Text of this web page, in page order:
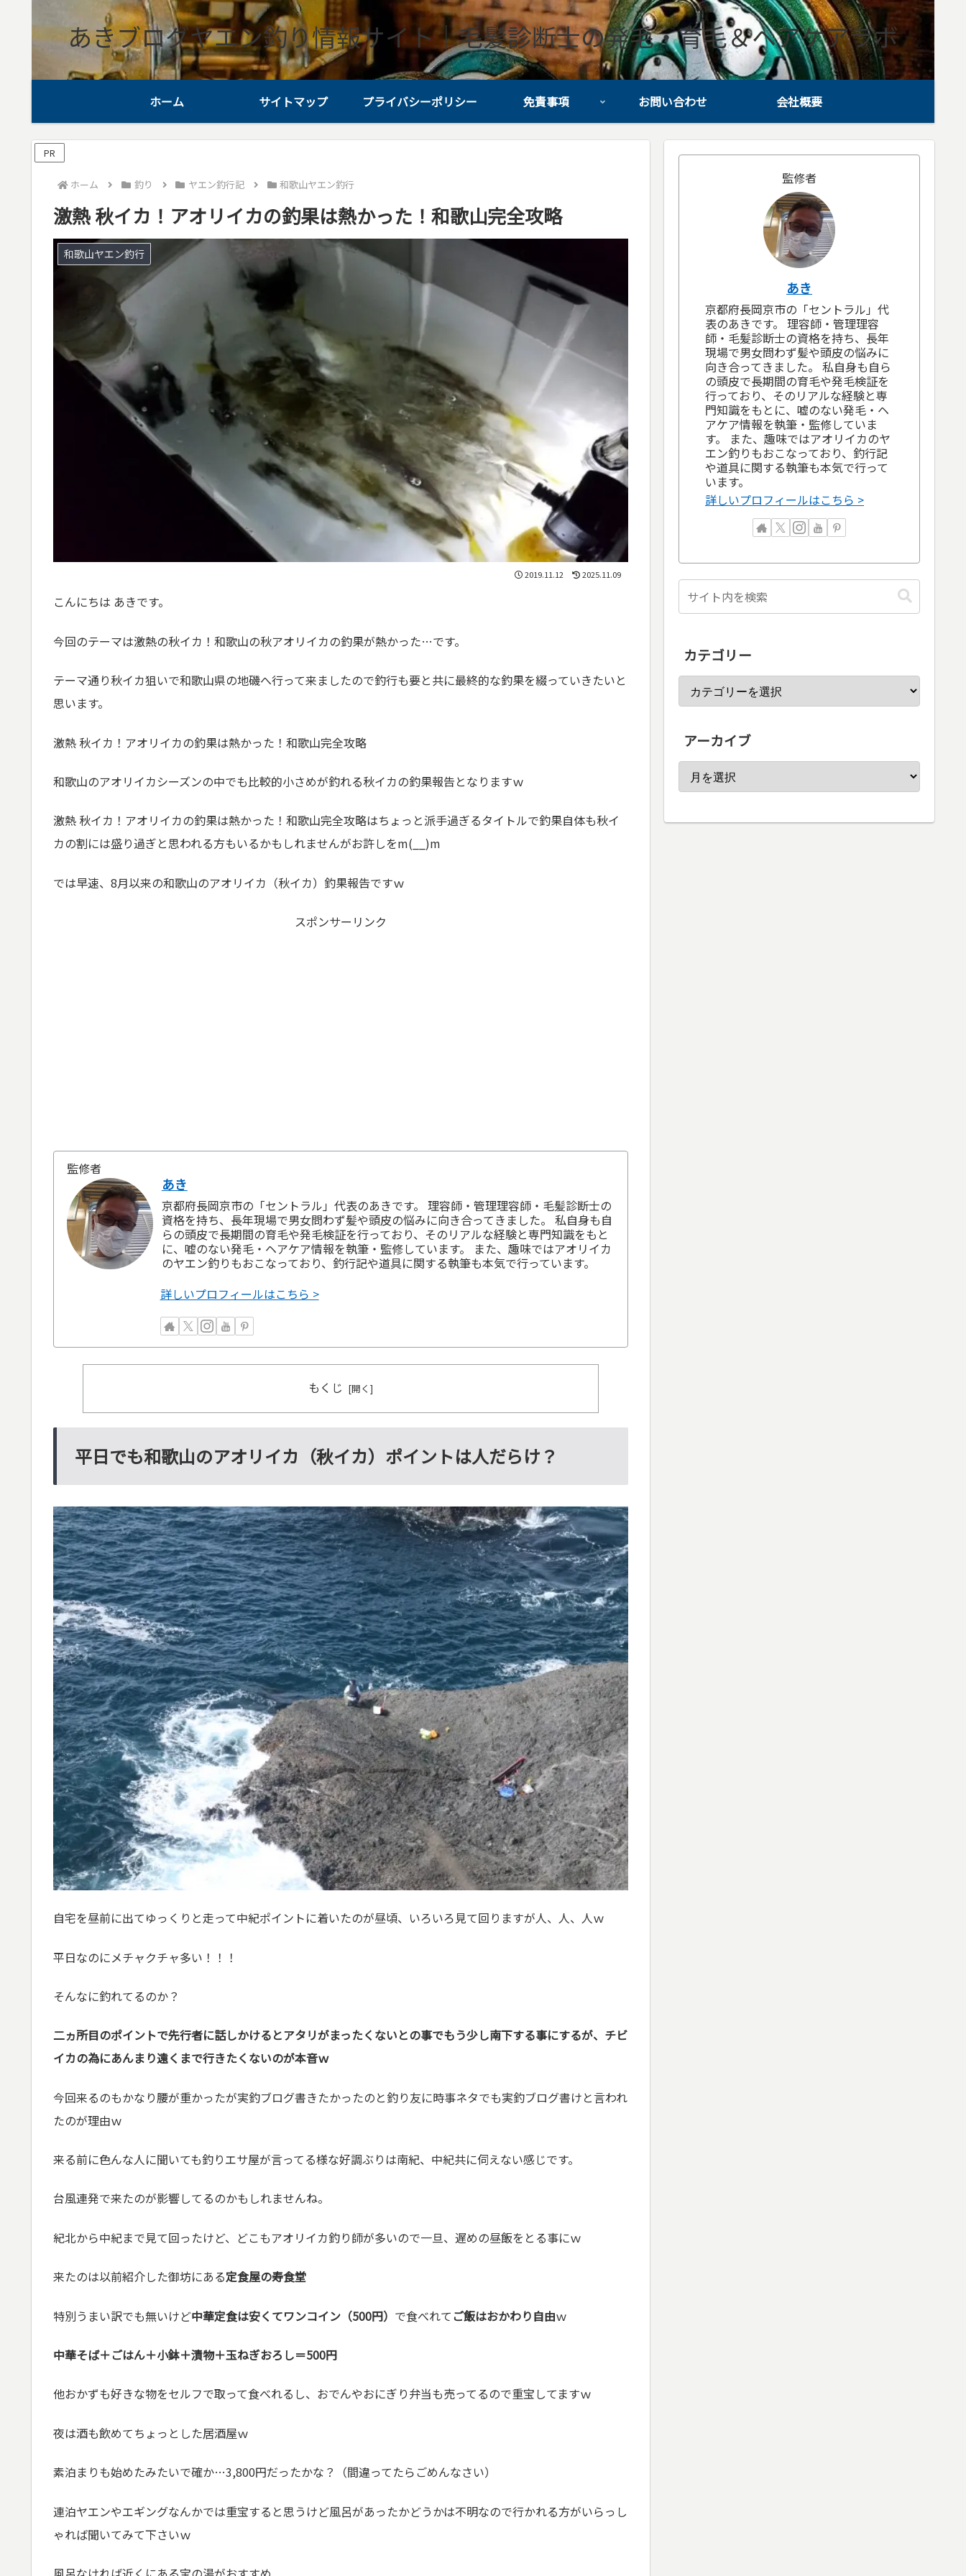
あきブログヤエン釣り情報サイト｜毛髪診断士の発毛・育毛＆ヘアケアラボ
ホーム サイトマップ プライバシーポリシー 免責事項 お問い合わせ 会社概要
PR
ホーム 釣り ヤエン釣行記 和歌山ヤエン釣行
激熱 秋イカ！アオリイカの釣果は熱かった！和歌山完全攻略
和歌山ヤエン釣行
2019.11.12 2025.11.09
こんにちは あきです。
今回のテーマは激熱の秋イカ！和歌山の秋アオリイカの釣果が熱かった…です。
テーマ通り秋イカ狙いで和歌山県の地磯へ行って来ましたので釣行も要と共に最終的な釣果を綴っていきたいと
思います。
激熱 秋イカ！アオリイカの釣果は熱かった！和歌山完全攻略
和歌山のアオリイカシーズンの中でも比較的小さめが釣れる秋イカの釣果報告となりますｗ
激熱 秋イカ！アオリイカの釣果は熱かった！和歌山完全攻略はちょっと派手過ぎるタイトルで釣果自体も秋イ
カの割には盛り過ぎと思われる方もいるかもしれませんがお許しをm(__)m
では早速、8月以来の和歌山のアオリイカ（秋イカ）釣果報告ですｗ
スポンサーリンク
監修者
あき
京都府長岡京市の「セントラル」代表のあきです。 理容師・管理理容師・毛髪診断士の
資格を持ち、長年現場で男女問わず髪や頭皮の悩みに向き合ってきました。 私自身も自
らの頭皮で長期間の育毛や発毛検証を行っており、そのリアルな経験と専門知識をもと
に、嘘のない発毛・ヘアケア情報を執筆・監修しています。 また、趣味ではアオリイカ
のヤエン釣りもおこなっており、釣行記や道具に関する執筆も本気で行っています。
詳しいプロフィールはこちら >
もくじ
平日でも和歌山のアオリイカ（秋イカ）ポイントは人だらけ？
自宅を昼前に出てゆっくりと走って中紀ポイントに着いたのが昼頃、いろいろ見て回りますが人、人、人ｗ
平日なのにメチャクチャ多い！！！
そんなに釣れてるのか？
二ヵ所目のポイントで先行者に話しかけるとアタリがまったくないとの事でもう少し南下する事にするが、チビ
イカの為にあんまり遠くまで行きたくないのが本音ｗ
今回来るのもかなり腰が重かったが実釣ブログ書きたかったのと釣り友に時事ネタでも実釣ブログ書けと言われ
たのが理由ｗ
来る前に色んな人に聞いても釣りエサ屋が言ってる様な好調ぶりは南紀、中紀共に伺えない感じです。
台風連発で来たのが影響してるのかもしれませんね。
紀北から中紀まで見て回ったけど、どこもアオリイカ釣り師が多いので一旦、遅めの昼飯をとる事にｗ
来たのは以前紹介した御坊にある定食屋の寿食堂
特別うまい訳でも無いけど中華定食は安くてワンコイン（500円） で食べれてご飯はおかわり自由ｗ
中華そば＋ごはん＋小鉢＋漬物＋玉ねぎおろし＝500円
他おかずも好きな物をセルフで取って食べれるし、おでんやおにぎり弁当も売ってるので重宝してますｗ
夜は酒も飲めてちょっとした居酒屋ｗ
素泊まりも始めたみたいで確か…3,800円だったかな？（間違ってたらごめんなさい）
連泊ヤエンやエギングなんかでは重宝すると思うけど風呂があったかどうかは不明なので行かれる方がいらっし
ゃれば聞いてみて下さいｗ
監修者
あき
京都府長岡京市の「セントラル」代
表のあきです。 理容師・管理理容
師・毛髪診断士の資格を持ち、長年
現場で男女問わず髪や頭皮の悩みに
向き合ってきました。 私自身も自ら
の頭皮で長期間の育毛や発毛検証を
行っており、そのリアルな経験と専
門知識をもとに、嘘のない発毛・ヘ
アケア情報を執筆・監修していま
す。 また、趣味ではアオリイカのヤ
エン釣りもおこなっており、釣行記
や道具に関する執筆も本気で行って
います。
詳しいプロフィールはこちら >
カテゴリー
アーカイブ